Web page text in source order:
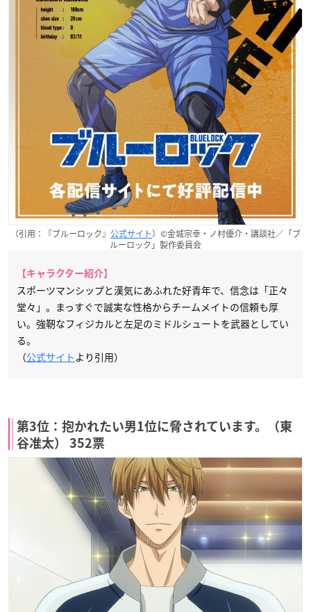
（引用：『ブルーロック』 公式サイト）©金城宗幸・ノ村優介・講談社／「ブ
ルーロック」製作委員会
【キャラクター紹介】
スポーツマンシップと漢気にあふれた好青年で、信念は「正々
堂々」。まっすぐで誠実な性格からチームメイトの信頼も厚
い。強靭なフィジカルと左足のミドルシュートを武器としてい
る。
（公式サイト より引用）
第3位：抱かれたい男1位に脅されています。（東
谷准太） 352票